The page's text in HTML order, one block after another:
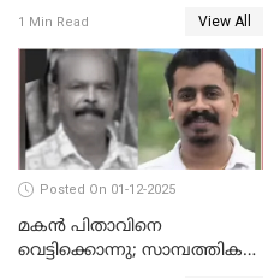
മർദിച്ച കേസ്
1 Min Read View All
Posted On 01-12-2025
മകൻ പിതാവിനെ
വെട്ടിക്കൊന്നു; സാമ്പത്തിക